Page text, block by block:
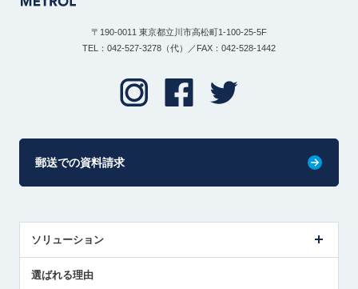
〒190-0011 東京都立川市高松町1-100-25-5F
TEL：042-527-3278（代）／FAX：042-528-1442
郵送での資料請求
ソリューション
解決策提案
選ばれる理由